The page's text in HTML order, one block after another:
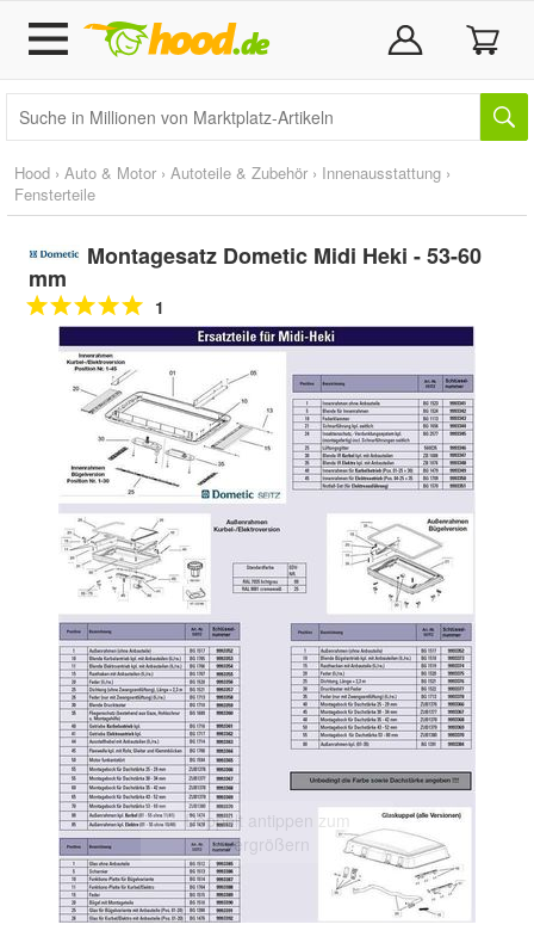
Hood › Auto & Motor › Autoteile & Zubehör › Innenausstattung ›
Fensterteile
Montagesatz Dometic Midi Heki - 53-60
mm
1
Doppelt antippen zum
vergrößern